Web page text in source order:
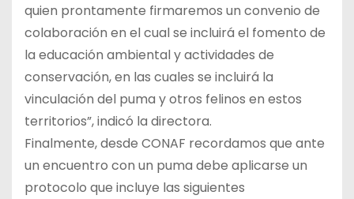
quien prontamente firmaremos un convenio de
colaboración en el cual se incluirá el fomento de
la educación ambiental y actividades de
conservación, en las cuales se incluirá la
vinculación del puma y otros felinos en estos
territorios”, indicó la directora.
Finalmente, desde CONAF recordamos que ante
un encuentro con un puma debe aplicarse un
protocolo que incluye las siguientes